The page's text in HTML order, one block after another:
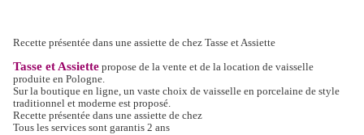
Recette présentée dans une assiette de chez Tasse et Assiette
Tasse et Assiette propose de la vente et de la location de vaisselle
produite en Pologne.
Sur la boutique en ligne, un vaste choix de vaisselle en porcelaine de style
traditionnel et moderne est proposé.
Recette présentée dans une assiette de chez
Tous les services sont garantis 2 ans